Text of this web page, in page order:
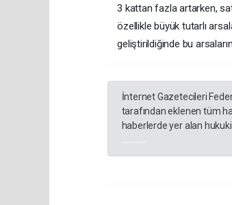
3 kattan fazla artarken,
özellikle büyük tutarlı
geliştirildiğinde bu
İnternet Gazetecileri
tarafından eklenen tüm
haberlerde yer alan